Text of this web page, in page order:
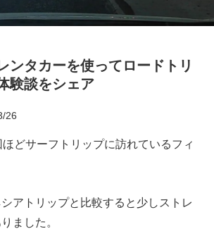
ンタカーを使ってロードトリ
験談をシェア
26
どサーフトリップに訪れているフィ
アトリップと比較すると少しストレ
ました。